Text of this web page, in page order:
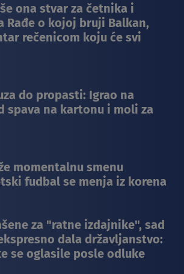
ona stvar za četnika i
Rađe o kojoj bruji Balkan,
rečenicom koju će svi
do propasti: Igrao na
spava na kartonu i moli za
momentalnu smenu
fudbal se menja iz korena
za "ratne izdajnike", sad
dala državljanstvo:
se oglasile posle odluke